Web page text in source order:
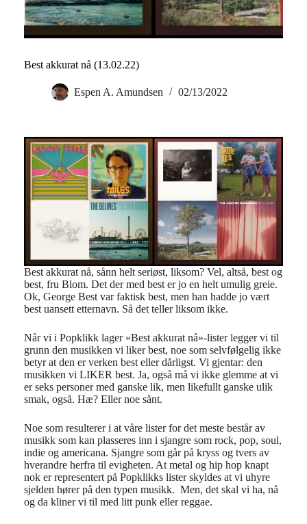
Best akkurat nå (13.02.22)
Espen A. Amundsen 02/13/2022
Best akkurat nå, sånn helt seriøst, liksom? Vel, altså, best og
best, fru Blom. Det der med best er jo en helt umulig greie.
Ok, George Best var faktisk best, men han hadde jo vært
best uansett etternavn. Så det teller liksom ikke.
Når vi i Popklikk lager «Best akkurat nå»-lister legger vi til
grunn den musikken vi liker best, noe som selvfølgelig ikke
betyr at den er verken best eller dårligst. Vi gjentar: den
musikken vi LIKER best. Ja, også må vi ikke glemme at vi
er seks personer med ganske lik, men likefullt ganske ulik
smak, også. Hæ? Eller noe sånt.
Noe som resulterer i at våre lister for det meste består av
musikk som kan plasseres inn i sjangre som rock, pop, soul,
indie og americana. Sjangre som går på kryss og tvers av
hverandre herfra til evigheten. At metal og hip hop knapt
nok er representert på Popklikks lister skyldes at vi uhyre
sjelden hører på den typen musikk. Men, det skal vi ha, nå
og da kliner vi til med litt punk eller reggae.